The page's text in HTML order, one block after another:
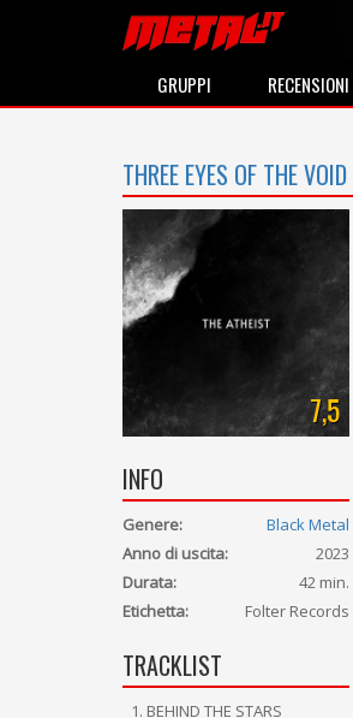
GRUPPI RECENSIONI
THREE EYES OF THE VOID
7,5
INFO
Genere:
Black Metal
Anno di uscita:
2023
Durata:
42 min.
Etichetta:
Folter Records
TRACKLIST
BEHIND THE STARS